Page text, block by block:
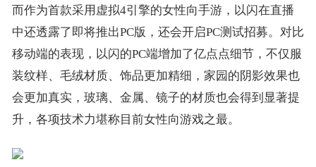
而作为首款采用虚拟4引擎的女性向手游，以闪在直播
中还透露了即将推出PC版，还会开启PC测试招募。对比
移动端的表现，以闪的PC端增加了亿点点细节，不仅服
装纹样、毛绒材质、饰品更加精细，家园的阴影效果也
会更加真实，玻璃、金属、镜子的材质也会得到显著提
升，各项技术力堪称目前女性向游戏之最。